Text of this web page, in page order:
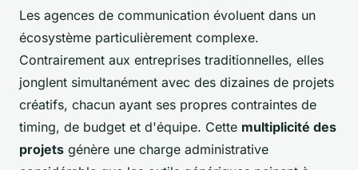
Les agences de communication évoluent dans un
écosystème particulièrement complexe.
Contrairement aux entreprises traditionnelles, elles
jonglent simultanément avec des dizaines de projets
créatifs, chacun ayant ses propres contraintes de
timing, de budget et d'équipe. Cette multiplicité des
projets génère une charge administrative